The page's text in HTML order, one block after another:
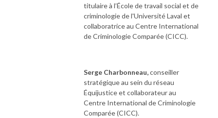
titulaire à l’École de travail social et de
criminologie de l'Université Laval et
collaboratrice au Centre International
de Criminologie Comparée (CICC).
Serge Charbonneau,conseiller
stratégique au sein du réseau
Équijustice et collaborateur au
Centre International de Criminologie
Comparée (CICC).